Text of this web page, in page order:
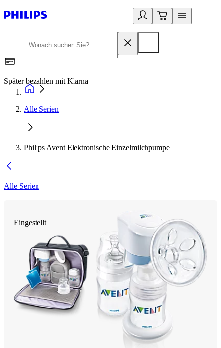
Später bezahlen mit Klarna
Alle Serien
Philips Avent Elektronische Einzelmilchpumpe
Alle Serien
Eingestellt